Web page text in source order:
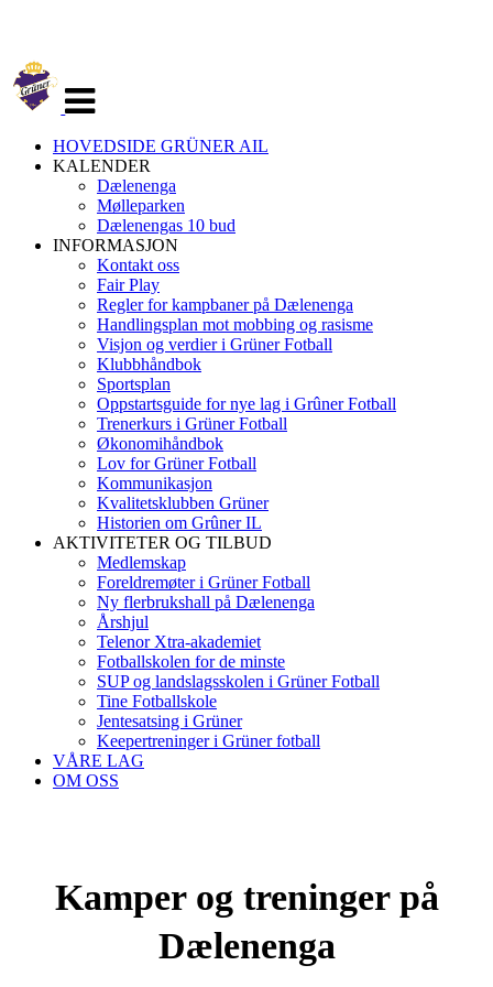
navigasjon
HOVEDSIDE GRÜNER AIL
KALENDER
Dælenenga
Mølleparken
Dælenengas 10 bud
INFORMASJON
Kontakt oss
Fair Play
Regler for kampbaner på Dælenenga
Handlingsplan mot mobbing og rasisme
Visjon og verdier i Grüner Fotball
Klubbhåndbok
Sportsplan
Oppstartsguide for nye lag i Grûner Fotball
Trenerkurs i Grüner Fotball
Økonomihåndbok
Lov for Grüner Fotball
Kommunikasjon
Kvalitetsklubben Grüner
Historien om Grûner IL
AKTIVITETER OG TILBUD
Medlemskap
Foreldremøter i Grüner Fotball
Ny flerbrukshall på Dælenenga
Årshjul
Telenor Xtra-akademiet
Fotballskolen for de minste
SUP og landslagsskolen i Grüner Fotball
Tine Fotballskole
Jentesatsing i Grüner
Keepertreninger i Grüner fotball
VÅRE LAG
OM OSS
Kamper og treninger på
Dælenenga